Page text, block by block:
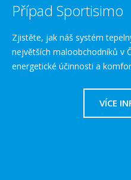
Případ Sportisimo
Zjistěte, jak náš systém
největších maloobchodníků v
energetické účinnosti a
VÍCE